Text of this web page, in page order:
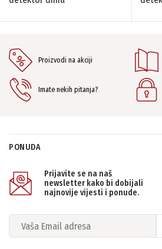
Proizvodi na akciji
Imate nekih pitanja?
PONUDA
Prijavite se na naš
newsletter kako bi dobijali
najnovije vijesti i ponude.